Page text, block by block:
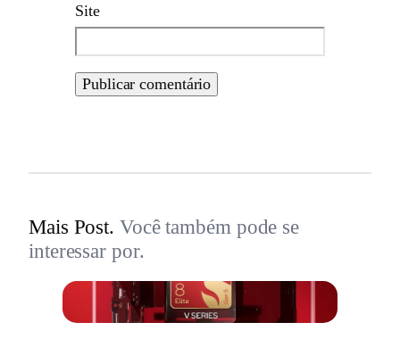
Site
Mais Post. Você também pode se
interessar por.